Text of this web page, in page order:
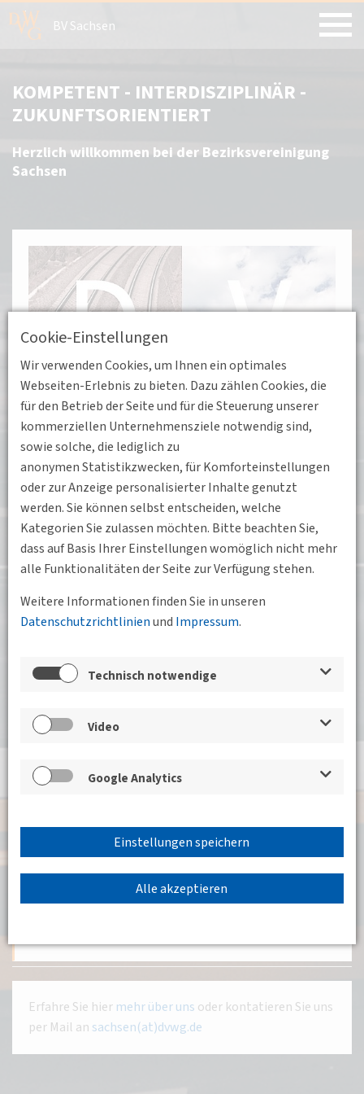
Cookie-Einstellungen
Wir verwenden Cookies, um Ihnen ein optimales
Webseiten-Erlebnis zu bieten. Dazu zählen Cookies, die
für den Betrieb der Seite und für die Steuerung unserer
kommerziellen Unternehmensziele notwendig sind,
sowie solche, die lediglich zu
anonymen Statistikzwecken, für Komforteinstellungen
oder zur Anzeige personalisierter Inhalte genutzt
werden. Sie können selbst entscheiden, welche
Kategorien Sie zulassen möchten. Bitte beachten Sie,
dass auf Basis Ihrer Einstellungen womöglich nicht mehr
alle Funktionalitäten der Seite zur Verfügung stehen.
Weitere Informationen finden Sie in unseren
Datenschutzrichtlinienund Impressum.
Technisch notwendige
Video
Google Analytics
Einstellungen speichern
Alle akzeptieren
BV Sachsen
KOMPETENT - INTERDISZIPLINÄR -
ZUKUNFTSORIENTIERT
Herzlich willkommen bei der Bezirksvereinigung
Sachsen
Wir vernetzen Verkehrsexpertinnen und -
experten
Die DVWG Sachsen steht für spannende
Netzwerkevents, interessante Exkursionen und ein
Aktuelle und vergangene Veranstaltungen der BV
16.06.2026 18:00 - 16.06.2026 20:00
DVWG BV Sachsen
DVWG Netzwerkgespräch: Was macht eigentlich ein
Verkehrspolitiker?
Erfahre Sie hier mehr über uns oder kontatieren Sie uns
per Mail an sachsen(at)dvwg.de